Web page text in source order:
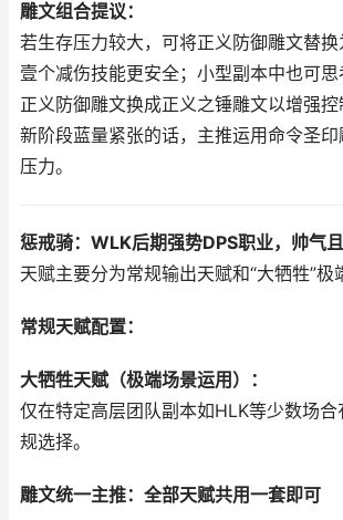
雕文组合提议：
若生存压力较大，可将正义防御雕文替
壹个减伤技能更安全；小型副本中也可
正义防御雕文换成正义之锤雕文以增强
新阶段蓝量紧张的话，主推运用命令圣
压力。
惩戒骑：WLK后期强势DPS职业，帅气
天赋主要分为常规输出天赋和“大牺牲”极
常规天赋配置：
大牺牲天赋（极端场景运用）：
仅在特定高层团队副本如HLK等少数场合
规选择。
雕文统一主推：全部天赋共用一套即可